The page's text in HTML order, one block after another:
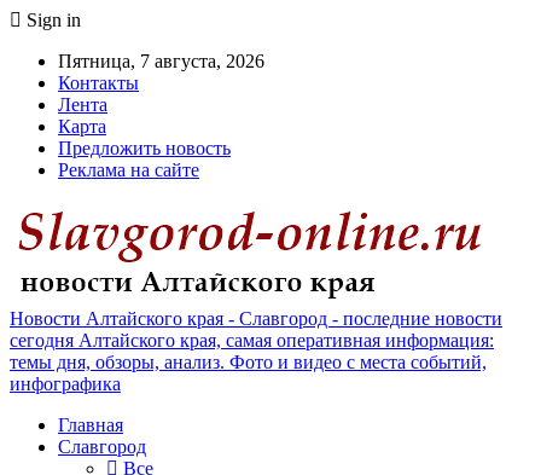
Sign in
Пятница, 7 августа, 2026
Контакты
Лента
Карта
Предложить новость
Реклама на сайте
Новости Алтайского края - Славгород - последние новости
сегодня Алтайского края, самая оперативная информация:
темы дня, обзоры, анализ. Фото и видео с места событий,
инфографика
Главная
Славгород
Все